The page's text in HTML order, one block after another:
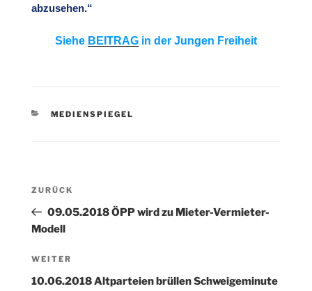
abzusehen.“
Siehe BEITRAG in der Jungen Freiheit
KATEGORIEN
MEDIENSPIEGEL
Beitragsnavigation
Vorheriger
Beitrag
ZURÜCK
09.05.2018 ÖPP wird zu Mieter-Vermieter-
Modell
Nächster
Beitrag
WEITER
10.06.2018 Altparteien brüllen Schweigeminute